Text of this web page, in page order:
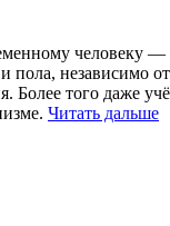
человеку
независимо
Более того даже
Читать дальше